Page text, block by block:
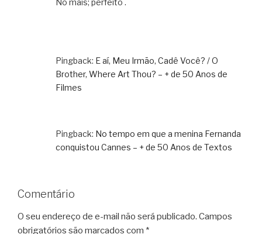
No mais; perfeito .
Pingback: E aí, Meu Irmão, Cadê Você? / O
Brother, Where Art Thou? – + de 50 Anos de
Filmes
Pingback: No tempo em que a menina Fernanda
conquistou Cannes – + de 50 Anos de Textos
Comentário
O seu endereço de e-mail não será publicado. Campos
obrigatórios são marcados com *